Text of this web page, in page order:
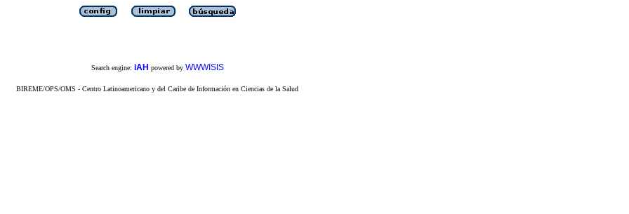
Search engine: iAH powered by WWWISIS
BIREME/OPS/OMS - Centro Latinoamericano y del Caribe de Información en Ciencias de la Salud